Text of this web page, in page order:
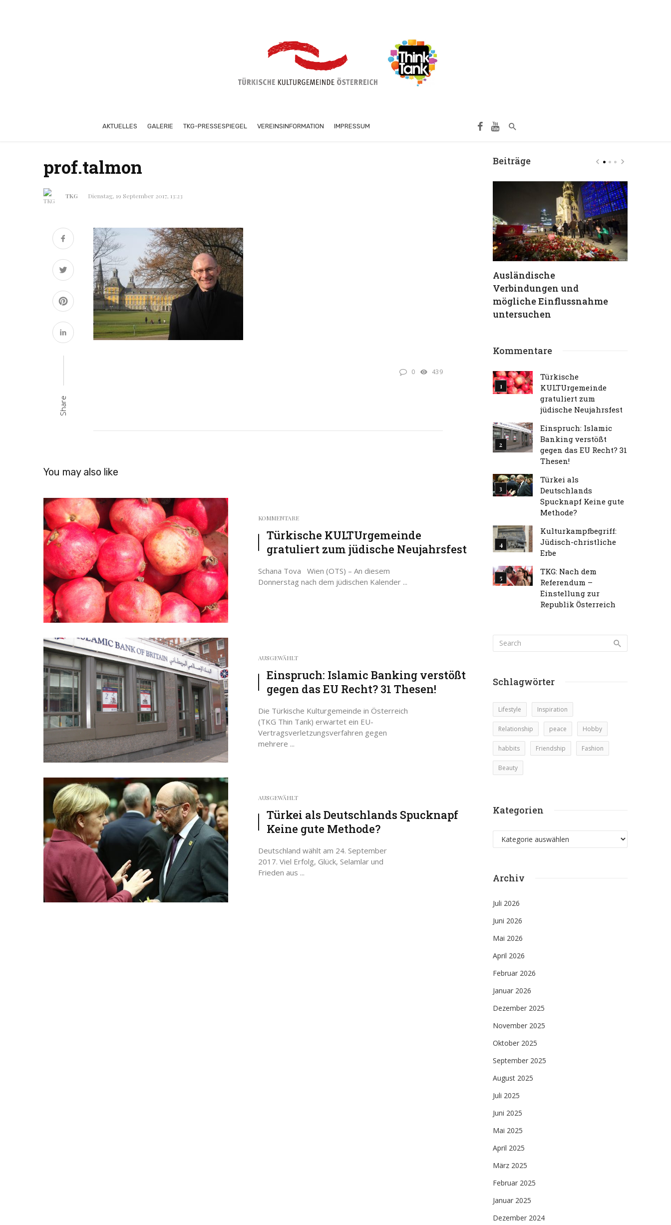
AKTUELLES GALERIE TKG-PRESSESPIEGEL VEREINSINFORMATION IMPRESSUM
prof.talmon
TKG Dienstag, 19 September 2017, 13:23
Share
0 439
You may also like
KOMMENTARE
Türkische KULTUrgemeinde
gratuliert zum jüdische Neujahrsfest
Scha­na To­va Wien (OTS) – An diesem
Donnerstag nach dem jüdischen Kalender ...
AUSGEWÄHLT
Einspruch: Islamic Banking verstößt
gegen das EU Recht? 31 Thesen!
Die Türkische Kulturgemeinde in Österreich
(TKG Thin Tank) erwartet ein EU-
Vertragsverletzungsverfahren gegen
mehrere ...
AUSGEWÄHLT
Türkei als Deutschlands Spucknapf
Keine gute Methode?
Deutschland wählt am 24. September
2017. Viel Erfolg, Glück, Selamlar und
Frieden aus ...
Beiträge
TKG verurteilt den
Terroranschlag in Berlin
Ausländische
Verbindungen und
mögliche Einflussnahme
untersuchen
Kommentare
Türkische
KULTUrgemeinde
gratuliert zum
jüdische Neujahrsfest
Einspruch: Islamic
Banking verstößt
gegen das EU Recht? 31
Thesen!
Türkei als
Deutschlands
Spucknapf Keine gute
Methode?
Kulturkampfbegriff:
Jüdisch-christliche
Erbe
TKG: Nach dem
Referendum –
Einstellung zur
Republik Österreich
Schlagwörter
Lifestyle Inspiration
Relationship peace Hobby
habbits Friendship Fashion
Beauty
Kategorien
Kategorien
Archiv
Juli 2026
Juni 2026
Mai 2026
April 2026
Februar 2026
Januar 2026
Dezember 2025
November 2025
Oktober 2025
September 2025
August 2025
Juli 2025
Juni 2025
Mai 2025
April 2025
März 2025
Februar 2025
Januar 2025
Dezember 2024